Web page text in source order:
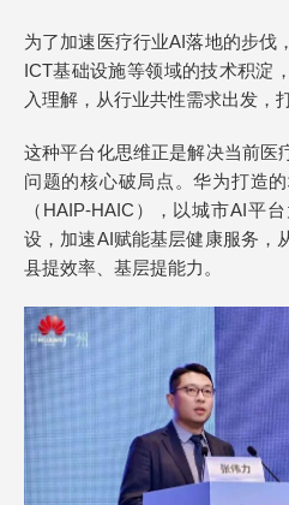
为了加速医疗行业AI落地的步伐
ICT基础设施等领域的技术积淀
入理解，从行业共性需求出发，
这种平台化思维正是解决当前医
问题的核心破局点。华为打造
（HAIP-HAIC），以城市AI平
设，加速AI赋能基层健康服务，
县提效率、基层提能力。